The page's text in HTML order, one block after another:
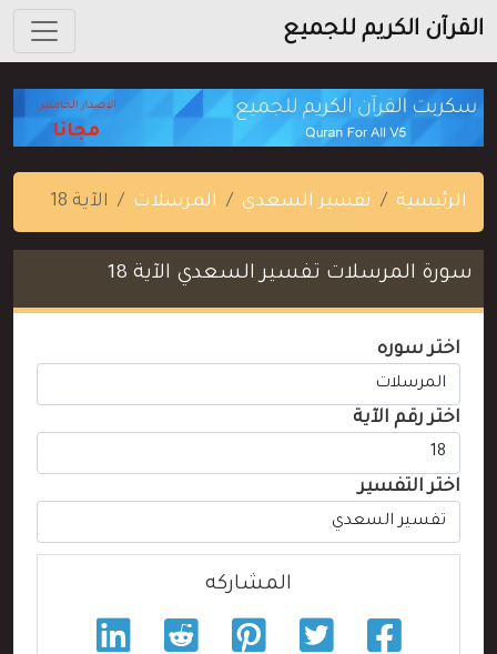
القرآن الكريم للجميع
الرئيسية تفسير السعدي المرسلات الآية 18
سورة المرسلات تفسير السعدي الآية 18
اختر سوره
اختر رقم الآية
اختر التفسير
المشاركه